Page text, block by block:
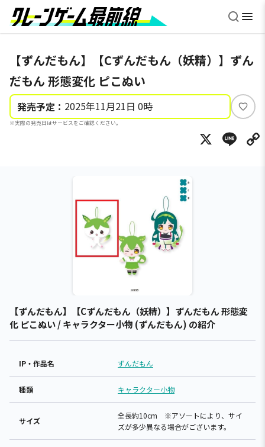
【ずんだもん】【Cずんだもん（妖精）】ずん
だもん 形態変化 ピこぬい
発売予定： 2025年11月21日 0時
※実際の発売日はサービスをご確認ください。
い
ね
X
【ずんだもん】【Cずんだもん（妖精）】ずんだもん 形態変
化 ピこぬい / キャラクター小物 (ずんだもん) の紹介
IP・作品名 ずんだもん
種類 キャラクター小物
サイズ
全長約10cm ※アソートにより、サイ
ズが多少異なる場合がございます。